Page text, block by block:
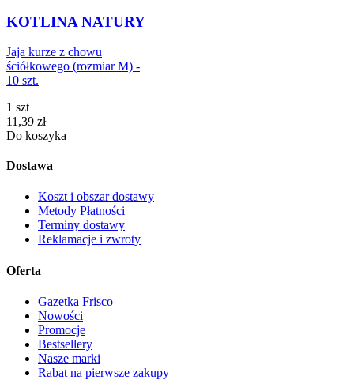
KOTLINA NATURY
Jaja kurze z chowu
ściółkowego (rozmiar M) -
10 szt.
1 szt
Cena
11,39 zł
Do koszyka
Dostawa
Koszt i obszar dostawy
Metody Płatności
Terminy dostawy
Reklamacje i zwroty
Oferta
Gazetka Frisco
Nowości
Promocje
Bestsellery
Nasze marki
Rabat na pierwsze zakupy